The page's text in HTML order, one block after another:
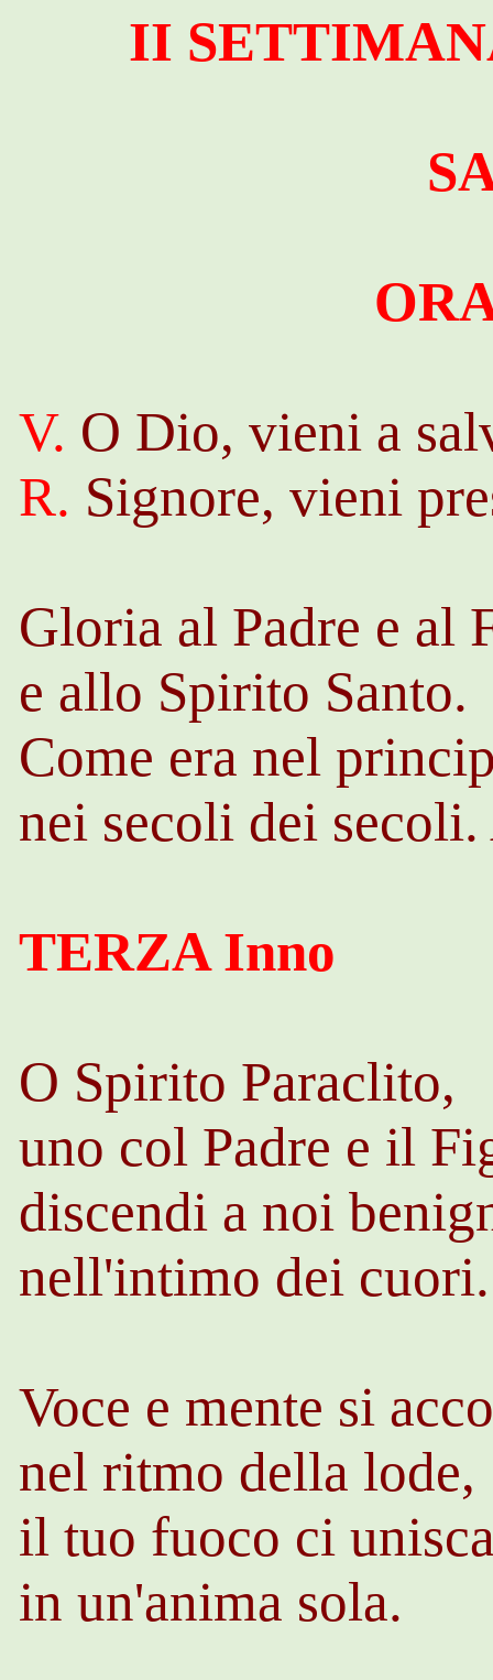
II
V. O Dio, vieni a
R. Signore, vieni
Gloria al Padre e al
e allo Spirito Santo.
Come era nel
nei secoli dei
TERZA Inno
O Spirito Paraclito,
uno col Padre e il
discendi a noi
nell'intimo dei cuori.
Voce e mente si
nel ritmo della lode,
il tuo fuoco ci
in un'anima sola.